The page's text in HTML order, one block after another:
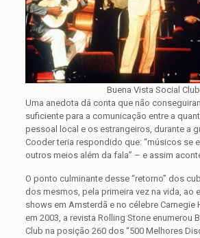
Buena Vista Social Club
Uma anedota dá conta que não
suficiente para a comunicação entre a
pessoal local e os estrangeiros, durante a
Cooder teria respondido que: “músicos se
outros meios além da fala” – e assim
O ponto culminante desse “retorno” dos
dos mesmos, pela primeira vez na vida, ao
shows em Amsterdã e no célebre Carnegie
em 2003, a revista Rolling Stone enumerou
Club na posição 260 dos “500 Melhores